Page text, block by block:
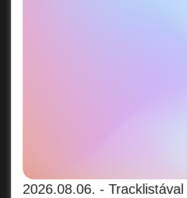
2026.08.06. - Tracklistával